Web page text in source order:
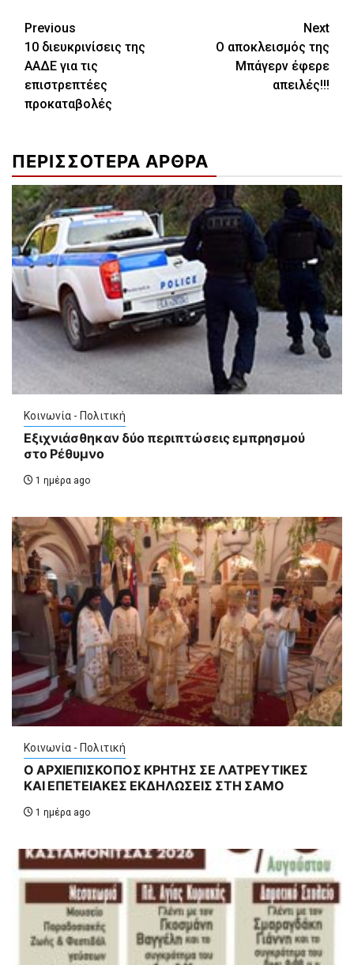
Continue
Reading
Previous
10 διευκρινίσεις της
ΑΑΔΕ για τις
επιστρεπτέες
προκαταβολές
Next
Ο αποκλεισμός της
Μπάγερν έφερε
απειλές!!!
ΠΕΡΙΣΣΟΤΕΡΑ ΑΡΘΡΑ
Κοινωνία - Πολιτική
Εξιχνιάσθηκαν δύο περιπτώσεις εμπρησμού
στο Ρέθυμνο
1 ημέρα ago
Κοινωνία - Πολιτική
Ο ΑΡΧΙΕΠΙΣΚΟΠΟΣ ΚΡΗΤΗΣ ΣΕ ΛΑΤΡΕΥΤΙΚΕΣ
ΚΑΙ ΕΠΕΤΕΙΑΚΕΣ ΕΚΔΗΛΩΣΕΙΣ ΣΤΗ ΣΑΜΟ
1 ημέρα ago